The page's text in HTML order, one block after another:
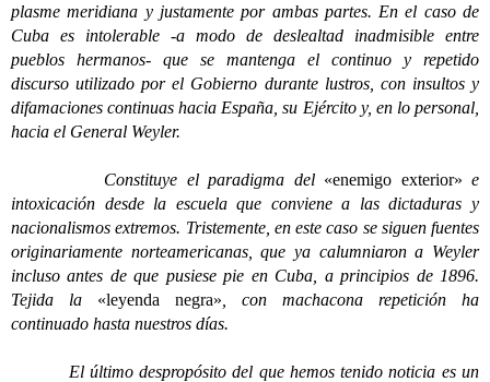
plasme meridiana y justamente por ambas partes. En el caso de
Cuba es intolerable -a modo de deslealtad inadmisible entre
pueblos hermanos- que se mantenga el continuo y repetido
discurso utilizado por el Gobierno durante lustros, con insultos y
difamaciones continuas hacia España, su Ejército y, en lo personal,
hacia el General Weyler.
Constituye el paradigma del «enemigo exterior» e
intoxicación desde la escuela que conviene a las dictaduras y
nacionalismos extremos. Tristemente, en este caso se siguen fuentes
originariamente norteamericanas, que ya calumniaron a Weyler
incluso antes de que pusiese pie en Cuba, a principios de 1896.
Tejida la «leyenda negra» , con machacona repetición ha
continuado hasta nuestros días.
El último despropósito del que hemos tenido noticia es un